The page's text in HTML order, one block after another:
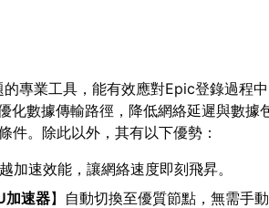
專業工具，能有效應對Epic登錄過程
化數據傳輸路徑，降低網絡延遲與數據
件。除此以外，其有以下優勢：
加速效能，讓網絡速度即刻飛昇。
加速器】自動切換至優質節點，無需手